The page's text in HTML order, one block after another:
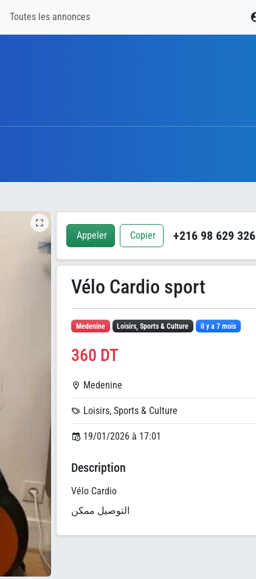
Toutes les annonces
Appeler Copier +216 98 629 326
Vélo Cardio sport
Medenine Loisirs, Sports & Culture il y a 7 mois
360 DT
Medenine
Loisirs, Sports & Culture
19/01/2026 à 17:01
Description
Vélo Cardio
التوصيل ممكن